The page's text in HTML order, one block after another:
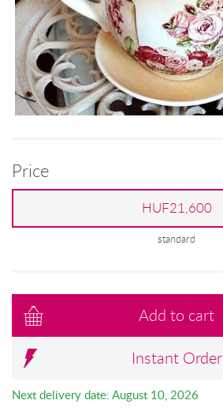
Price
HUF21,600
standard
Add to cart
Instant Order
Next delivery date: August 10, 2026